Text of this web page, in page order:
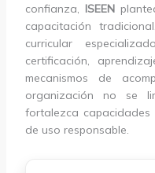
confianza, ISEEN
capacitación
curricular
certificación,
mecanismos de
organización no se
fortalezca
de uso responsable.